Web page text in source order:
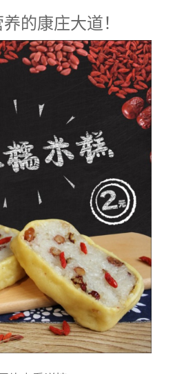
的康庄大道！